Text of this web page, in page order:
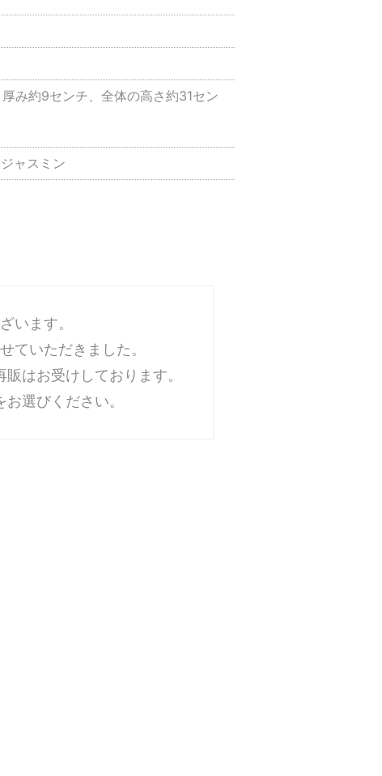
み約9センチ、全体の高さ約31セン
ャスミン
います。
ていただきました。
はお受けしております。
選びください。